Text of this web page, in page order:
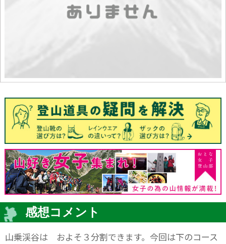
感想コメント
山乗渓谷は およそ３分割できます。今回は下のコース